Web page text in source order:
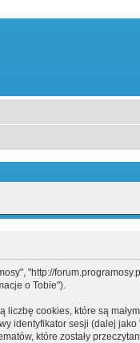
"http://
o Tobie").
cookies, które są
identyfikator sesji (dalej
które zostały